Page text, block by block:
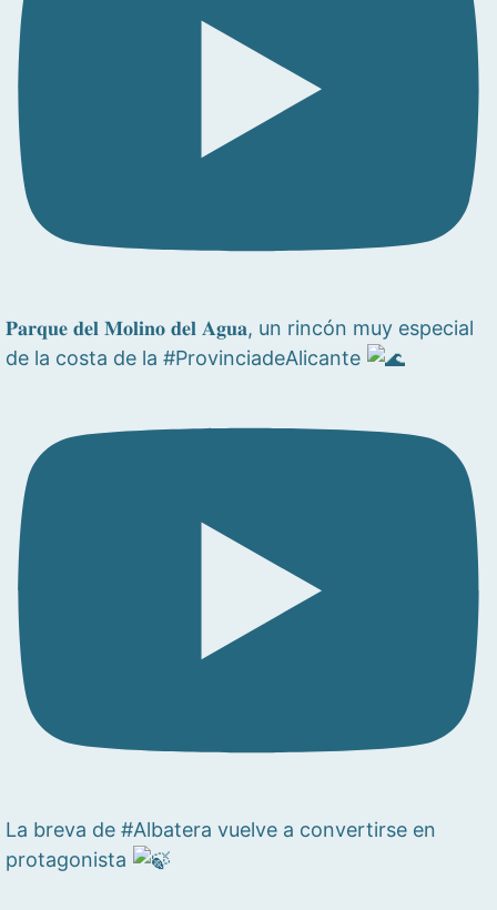
𝐏𝐚𝐫𝐪𝐮𝐞 𝐝𝐞𝐥 𝐌𝐨𝐥𝐢𝐧𝐨 𝐝𝐞𝐥 𝐀𝐠𝐮𝐚, un rincón muy especial
de la costa de la #ProvinciadeAlicante
La breva de #Albatera vuelve a convertirse en
protagonista